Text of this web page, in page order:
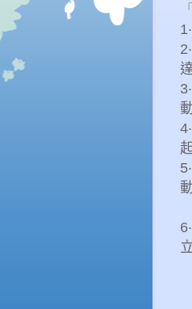
1
2
3
4
5
6